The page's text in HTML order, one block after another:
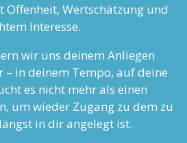
Offenheit, Wertschätzung und
Interesse.
wir uns deinem Anliegen
in deinem Tempo, auf deine
es nicht mehr als einen
um wieder Zugang zu dem zu
in dir angelegt ist.